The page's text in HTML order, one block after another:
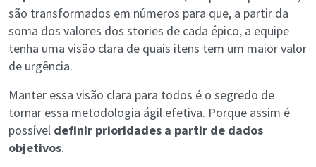
são transformados em números para que, a partir da
soma dos valores dos stories de cada épico, a equipe
tenha uma visão clara de quais itens tem um maior valor
de urgência.
Manter essa visão clara para todos é o segredo de
tornar essa metodologia ágil efetiva. Porque assim é
possível definir prioridades a partir de dados
objetivos.